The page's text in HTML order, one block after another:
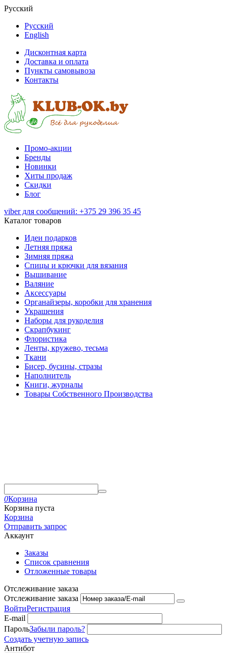
Русский
Русский
English
Дисконтная карта
Доставка и оплата
Пункты самовывоза
Контакты
Промо-акции
Бренды
Новинки
Хиты продаж
Скидки
Блог
viber для сообщений: +375 29 396 35 45
Каталог товаров
Идеи подарков
Летняя пряжа
Зимняя пряжа
Спицы и крючки для вязания
Вышивание
Валяние
Аксессуары
Органайзеры, коробки для хранения
Украшения
Наборы для рукоделия
Скрапбукинг
Флористика
Ленты, кружево, тесьма
Ткани
Бисер, бусины, стразы
Наполнитель
Книги, журналы
Товары Собственного Производства
0Корзина
Корзина пуста
Корзина
Отправить запрос
Аккаунт
Заказы
Список сравнения
Отложенные товары
Отслеживание заказа
Отслеживание заказа
ВойтиРегистрация
E-mail
ПарольЗабыли пароль?
Создать учетную запись
Антибот